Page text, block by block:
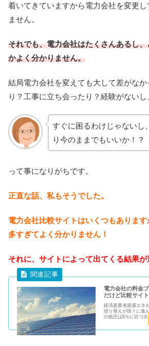
着いてきていますから電力会社を変更
ません。
それでも、電力会社はたくさんあるし
かよく分かりません。
結局電力会社を変えても大して差がなか
り？工事に立ち会ったり？経験がないし
すぐに困るわけじゃないし
り今のままでもいいか！？
って事になりがちです。
正直な話、私もそうでした。
電力会社比較サイトはいくつもありま
多すぎてよく分かりません！
それに、サイトによって出てくる結果が
電力会社の料金
だけど比較サイ
経済産業省資源エネ
切り替えが徐々に進
の低圧は8％に近づき
予想されています。